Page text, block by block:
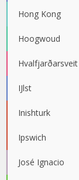
Hong Kong
Hoogwoud
Hvalfjarðarsveit
IJlst
Inishturk
Ipswich
José Ignacio